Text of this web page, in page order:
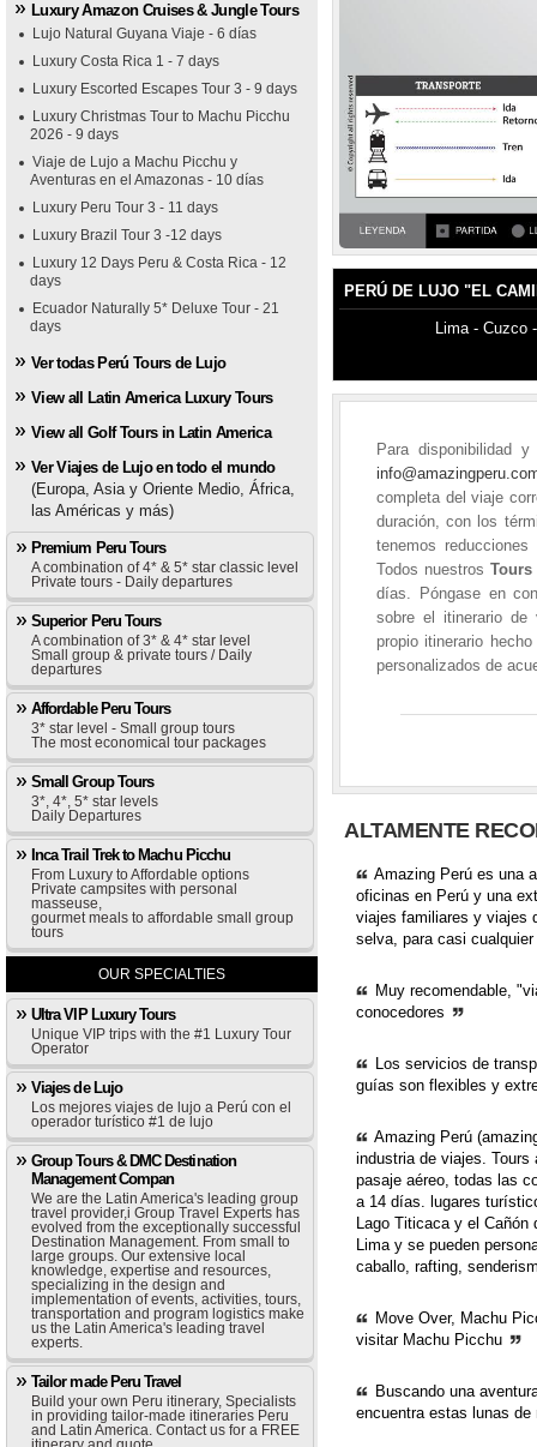
Luxury Amazon Cruises & Jungle Tours
Lujo Natural Guyana Viaje - 6 días
Luxury Costa Rica 1 - 7 days
Luxury Escorted Escapes Tour 3 - 9 days
Luxury Christmas Tour to Machu Picchu
2026 - 9 days
Viaje de Lujo a Machu Picchu y
Aventuras en el Amazonas - 10 días
Luxury Peru Tour 3 - 11 days
Luxury Brazil Tour 3 -12 days
Luxury 12 Days Peru & Costa Rica - 12
days
Ecuador Naturally 5* Deluxe Tour - 21
days
Ver todas Perú Tours de Lujo
View all Latin America Luxury Tours
View all Golf Tours in Latin America
Ver Viajes de Lujo en todo el mundo
(Europa, Asia y Oriente Medio, África,
las Américas y más)
Premium Peru Tours
A combination of 4* & 5* star classic level
Private tours - Daily departures
Superior Peru Tours
A combination of 3* & 4* star level
Small group & private tours / Daily
departures
Affordable Peru Tours
3* star level - Small group tours
The most economical tour packages
Small Group Tours
3*, 4*, 5* star levels
Daily Departures
Inca Trail Trek to Machu Picchu
From Luxury to Affordable options
Private campsites with personal
masseuse,
gourmet meals to affordable small group
tours
OUR SPECIALTIES
Ultra VIP Luxury Tours
Unique VIP trips with the #1 Luxury Tour
Operator
Viajes de Lujo
Los mejores viajes de lujo a Perú con el
operador turístico #1 de lujo
Group Tours & DMC Destination
Management Compan
We are the Latin America's leading group
travel provider,i Group Travel Experts has
evolved from the exceptionally successful
Destination Management. From small to
large groups. Our extensive local
knowledge, expertise and resources,
specializing in the design and
implementation of events, activities, tours,
transportation and program logistics make
us the Latin America's leading travel
experts.
Tailor made Peru Travel
Build your own Peru itinerary, Specialists
in providing tailor-made itineraries Peru
and Latin America. Contact us for a FREE
PERÚ DE LUJO "EL
Lima - Cuzco
Para disponibilidad
completa del viaje
duración, con los
tenemos
Todos nuestros
días. Póngase en
sobre el itinerario de
propio itinerario
personalizados de
ALTAMENTE
Amazing Perú es una
oficinas en Perú y una
viajes familiares y viajes
selva, para casi
Muy recomendable,
conocedores
Los servicios de
guías son flexibles y
Amazing Perú
industria de viajes. Tours
pasaje aéreo, todas las
a 14 días. lugares
Lago Titicaca y el Cañón
Lima y se pueden
caballo, rafting,
Move Over, Machu
visitar Machu Picchu
Buscando una
encuentra estas lunas